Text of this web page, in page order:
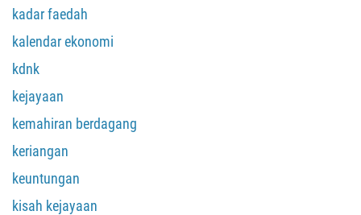
kadar faedah
kalendar ekonomi
kdnk
kejayaan
kemahiran berdagang
keriangan
keuntungan
kisah kejayaan